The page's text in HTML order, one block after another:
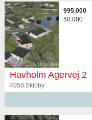
995.000
50.000
Havholm Agervej 2
4050 Skibby